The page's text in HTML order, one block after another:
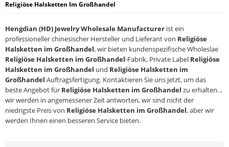
Religiöse Halsketten Im Großhandel
Hengdian (HD) Jewelry Wholesale Manufacturer ist ein
professioneller chinesischer Hersteller und Lieferant von Religiöse
Halsketten im Großhandel, wir bieten kundenspezifische Wholeslae
Religiöse Halsketten im Großhandel-Fabrik, Private Label Religiöse
Halsketten im Großhandel und Religiöse Halsketten im
Großhandel Auftragsfertigung. Kontaktieren Sie uns jetzt, um das
beste Angebot für Religiöse Halsketten im Großhandel zu erhalten. ,
wir werden in angemessener Zeit antworten, wir sind nicht der
niedrigste Preis von Religiöse Halsketten im Großhandel, aber wir
werden Ihnen einen besseren Service bieten.